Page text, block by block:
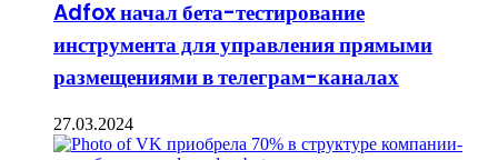
Adfox начал бета-тестирование
инструмента для управления прямыми
размещениями в телеграм-каналах
27.03.2024